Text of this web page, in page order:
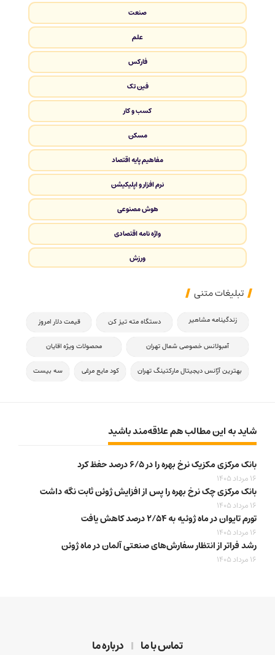
صنعت
علم
فارکس
فین تک
کسب و کار
مسکن
مفاهیم پایه اقتصاد
نرم افزار و اپلیکیشن
هوش مصنوعی
واژه نامه اقتصادی
ورزش
تبلیغات متنی
زندگینامه مشاهیر دستگاه مته تیز کن قیمت دلار امروز
آمبولانس خصوصی شمال تهران محصولات ویژه اقایان
بهترین آژانس دیجیتال مارکتینگ تهران کود مایع مرغی سه بیست
شاید به این مطالب هم علاقه‌مند باشید
بانک مرکزی مکزیک نرخ بهره را در ۶/۵ درصد حفظ کرد
16 مرداد 1405
بانک مرکزی چک نرخ بهره را پس از افزایش ژوئن ثابت نگه داشت
16 مرداد 1405
تورم تایوان در ماه ژوئیه به ۲/۵۴ درصد کاهش یافت
16 مرداد 1405
رشد فراتر از انتظار سفارش‌های صنعتی آلمان در ماه ژوئن
16 مرداد 1405
تماس با ما درباره ما